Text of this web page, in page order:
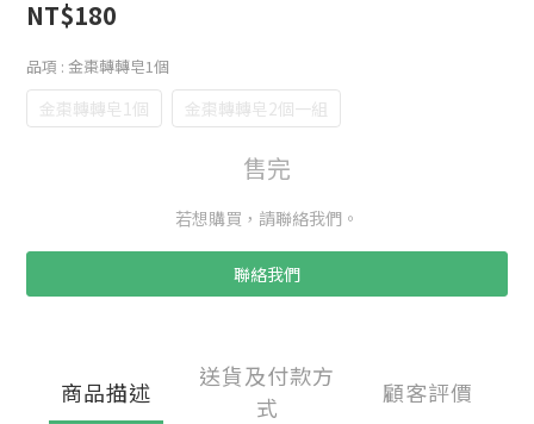
NT$180
品項 : 金棗轉轉皂1個
金棗轉轉皂1個 金棗轉轉皂2個一組
售完
若想購買，請聯絡我們。
聯絡我們
商品描述
送貨及付款方
式
顧客評價